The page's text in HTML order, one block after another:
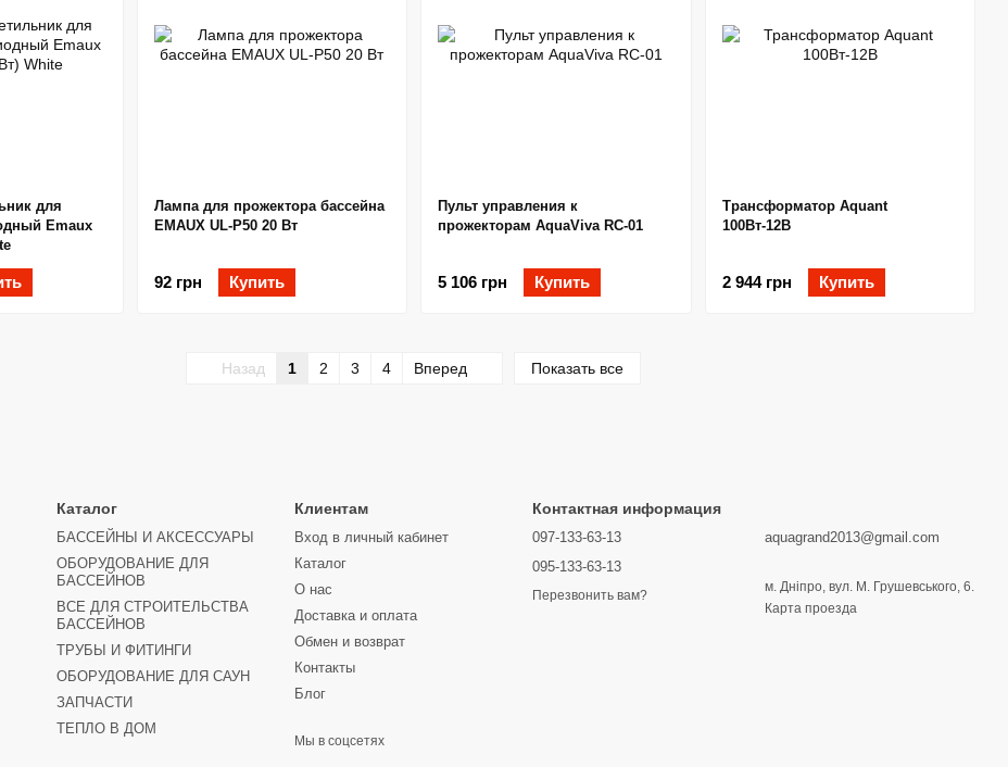
для
Emaux
Лампа для прожектора бассейна
EMAUX UL-P50 20 Вт
92 грн Купить
Пульт управления к
прожекторам AquaViva RC-01
5 106 грн Купить
Трансформатор Aquant
100Вт-12В
2 944 грн Купить
Назад 1 2 3 4 Вперед Показать все
Каталог
БАССЕЙНЫ И АКСЕССУАРЫ
ОБОРУДОВАНИЕ ДЛЯ
БАССЕЙНОВ
ВСЕ ДЛЯ СТРОИТЕЛЬСТВА
БАССЕЙНОВ
ТРУБЫ И ФИТИНГИ
ОБОРУДОВАНИЕ ДЛЯ САУН
ЗАПЧАСТИ
ТЕПЛО В ДОМ
Клиентам
Вход в личный кабинет
Каталог
О нас
Доставка и оплата
Обмен и возврат
Контакты
Блог
Мы в соцсетях
Контактная информация
097-133-63-13
095-133-63-13
Перезвонить вам?
aquagrand2013@gmail.com
м. Дніпро, вул. М. Грушевського, 6.
Карта проезда